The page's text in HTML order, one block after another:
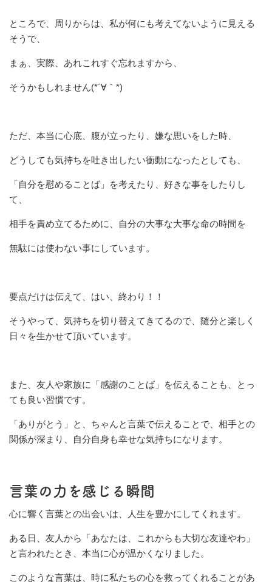
ところで、周りからは、私が何にも考えてないように見える
そうで、
まぁ、実際、あれこれすぐ忘れますから、
そうかもしれません(*´∀｀*)
ただ、本当に心底、腹が立ったり、嫌な思いをした時、
どうしても気持ちを吐き出したい衝動になったとしても、
「自分を慰めることば」を考えたり、好きな事をしたりし
て、
相手を責め立てるために、自分の大事な大事な命の時間を
無駄には使わない事にしています。
要点だけは伝えて、はい、終わり！！
そうやって、気持ちを切り替えてきてるので、随分と楽しく
日々を生かせて頂いています。
また、友人や家族に「感謝のことば」を伝えることも、とっ
ても良い習慣です。
「ありがとう」と、ちゃんと言葉で伝えることで、相手との
関係が深まり、自分自身も幸せな気持ちになります。
言葉の力を感じる瞬間
心に響く言葉との出会いは、人生を豊かにしてくれます。
ある日、友人から「あなたは、これからも大切な友達やわ」
と言われたとき、本当に心が温かくなりました。
このような言葉は、時に私たちの心を救ってくれることがあ